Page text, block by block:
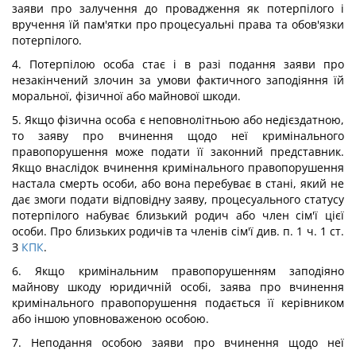
заяви про залучення до провадження як потерпілого і
вручення їй пам'ятки про процесуальні права та обов'язки
потерпілого.
4. Потерпілою особа стає і в разі подання заяви про
незакінчений злочин за умови фактичного заподіяння їй
моральної, фізичної або майнової шкоди.
5. Якщо фізична особа є неповнолітньою або недієздатною,
то заяву про вчинення щодо неї кримінального
правопорушення може подати її законний представник.
Якщо внаслідок вчинення кримінального правопорушення
настала смерть особи, або вона перебуває в стані, який не
дає змоги подати відповідну заяву, процесуального статусу
потерпілого набуває близький родич або член сім'ї цієї
особи. Про близьких родичів та членів сім'ї див. п. 1 ч. 1 ст.
З КПК.
6. Якщо кримінальним правопорушенням заподіяно
майнову шкоду юридичній особі, заява про вчинення
кримінального правопорушення подається її керівником
або іншою уповноваженою особою.
7. Неподання особою заяви про вчинення щодо неї